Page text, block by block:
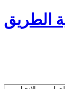
الطريق